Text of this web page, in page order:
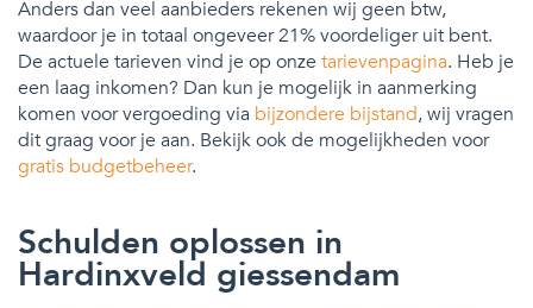
Anders dan veel aanbieders rekenen wij geen btw,
waardoor je in totaal ongeveer 21% voordeliger uit bent.
De actuele tarieven vind je op onze tarievenpagina. Heb je
een laag inkomen? Dan kun je mogelijk in aanmerking
komen voor vergoeding via bijzondere bijstand, wij vragen
dit graag voor je aan. Bekijk ook de mogelijkheden voor
gratis budgetbeheer.
Schulden oplossen in
Hardinxveld giessendam